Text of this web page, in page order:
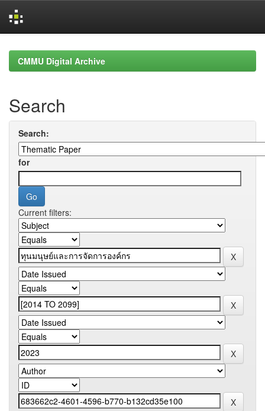
navigationCMMU Digital Archive
Search
Search:
for
Current filters: